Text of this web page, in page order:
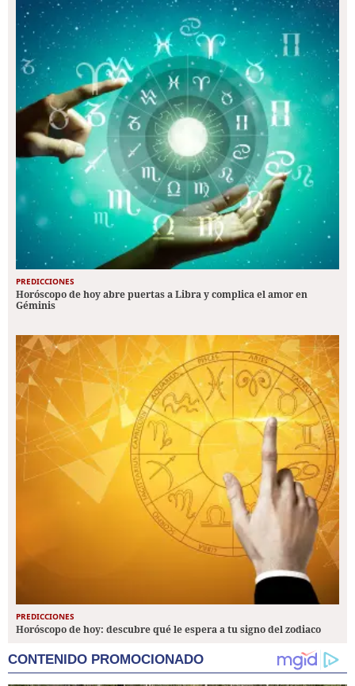
PREDICCIONES
Horóscopo de hoy abre puertas a Libra y complica el amor en
Géminis
PREDICCIONES
Horóscopo de hoy: descubre qué le espera a tu signo del zodiaco
CONTENIDO PROMOCIONADO